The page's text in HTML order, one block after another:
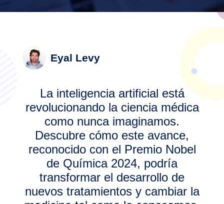
Eyal Levy
La inteligencia artificial está
revolucionando la ciencia médica
como nunca imaginamos.
Descubre cómo este avance,
reconocido con el Premio Nobel
de Química 2024, podría
transformar el desarrollo de
nuevos tratamientos y cambiar la